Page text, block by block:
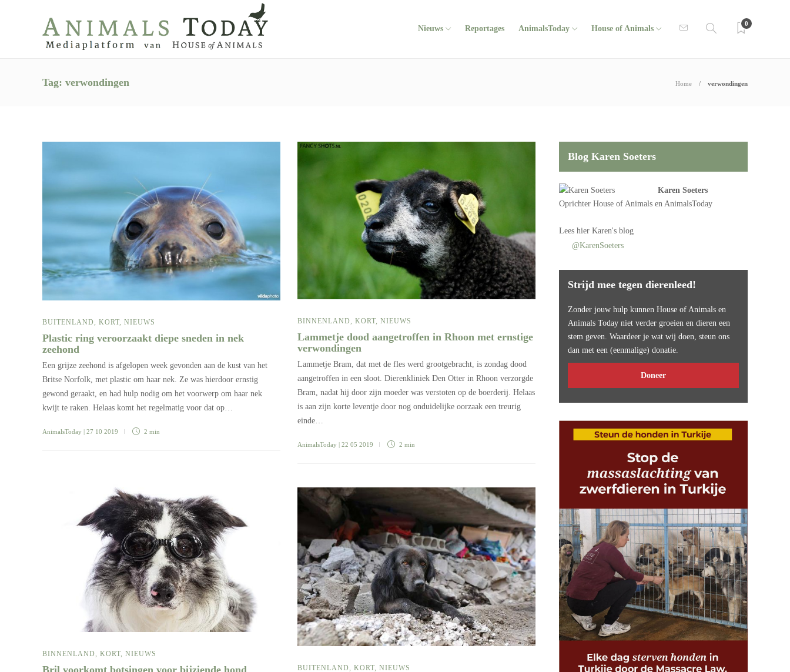
Nieuws Reportages AnimalsToday House of Animals
0
Tag: verwondingen Home verwondingen
BUITENLAND KORT NIEUWS
Plastic ring veroorzaakt diepe sneden in nek
zeehond
Een grijze zeehond is afgelopen week gevonden aan de kust van het
Britse Norfolk, met plastic om haar nek. Ze was hierdoor ernstig
gewond geraakt, en had hulp nodig om het voorwerp om haar nek
kwijt te raken. Helaas komt het regelmatig voor dat op…
AnimalsToday | 27 10 2019 2 min
BINNENLAND, KORT, NIEUWS
Lammetje dood aangetroffen in Rhoon met ernstige
verwondingen
Lammetje Bram, dat met de fles werd grootgebracht, is zondag dood
aangetroffen in een sloot. Dierenkliniek Den Otter in Rhoon verzorgde
Bram, nadat hij door zijn moeder was verstoten op de boerderij. Helaas
is aan zijn korte leventje door nog onduidelijke oorzaak een treurig
einde…
AnimalsToday | 22 05 2019 2 min
BINNENLAND, KORT, NIEUWS
BUITENLAND, KORT, NIEUWS
Blog Karen Soeters
Karen Soeters
OprichterHouse of Animals en AnimalsToday
Leeshier Karen's blog
@KarenSoeters
Strijd mee tegen dierenleed!
Zonder jouw hulp kunnen House of Animals en
Animals Today niet verder groeien en dieren een
stem geven. Waardeer je wat wij doen, steun ons
dan met een (eenmalige) donatie.
Doneer